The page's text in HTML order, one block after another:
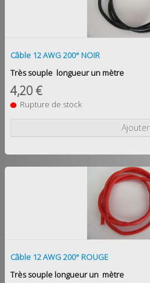
Câble 12 AWG 200° NOIR
Très souple longueur un mètre
4,20 €
Rupture de stock
Ajouter
Câble 12 AWG 200° ROUGE
Très souple longueur un mètre